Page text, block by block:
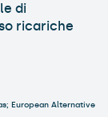
di
ricariche
European Alternative